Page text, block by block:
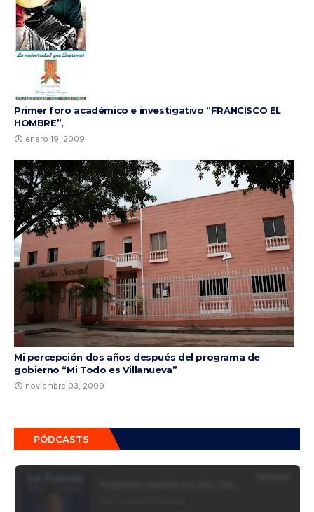
Primer foro académico e investigativo “FRANCISCO EL
HOMBRE”,
enero 19, 2009
Mi percepción dos años después del programa de
gobierno “Mi Todo es Villanueva”
noviembre 03, 2009
PÓDCASTS